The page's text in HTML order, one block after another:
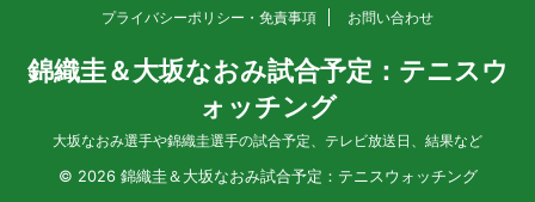
プライバシーポリシー・免責事項 お問い合わせ
錦織圭＆大坂なおみ試合予定：テニスウ
ォッチング
大坂なおみ選手や錦織圭選手の試合予定、テレビ放送日、結果など
© 2026 錦織圭＆大坂なおみ試合予定：テニスウォッチング